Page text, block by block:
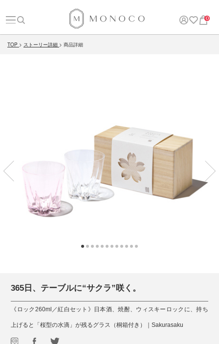
0
TOP ストーリー詳細 商品詳細
365日、テーブルに“サクラ”咲く。
《ロック260ml／紅白セット》日本酒、焼酎、ウィスキーロックに、持ち
上げると「桜型の水滴」が残るグラス（桐箱付き）｜Sakurasaku